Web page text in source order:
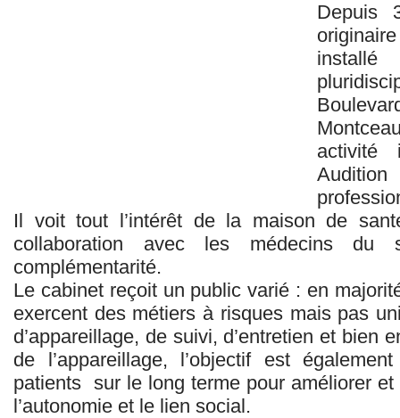
Depuis
activité
Audition
Il voit tout l’intérêt de la maison de
collaboration avec les médecins
complémentarité.
Le cabinet reçoit un public varié : en
exercent des métiers à risques mais pas
d’appareillage, de suivi, d’entretien et bien
de l’appareillage, l’objectif est
patients sur le long terme pour améliorer
l’autonomie et le lien social.